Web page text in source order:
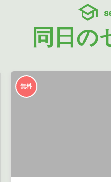
同日の
無料